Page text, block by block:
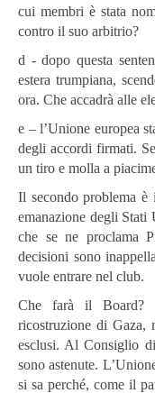
cui membri è stata
contro il suo arbitrio?
d - dopo questa
estera trumpiana,
ora. Che accadrà alle
e – l’Unione europea
degli accordi firmati.
un tiro e molla a
Il secondo problema
emanazione degli Stati
che se ne proclama
decisioni sono
vuole entrare nel club.
Che farà il Board?
ricostruzione di Gaza,
esclusi. Al Consiglio
sono astenute.
si sa perché, come il